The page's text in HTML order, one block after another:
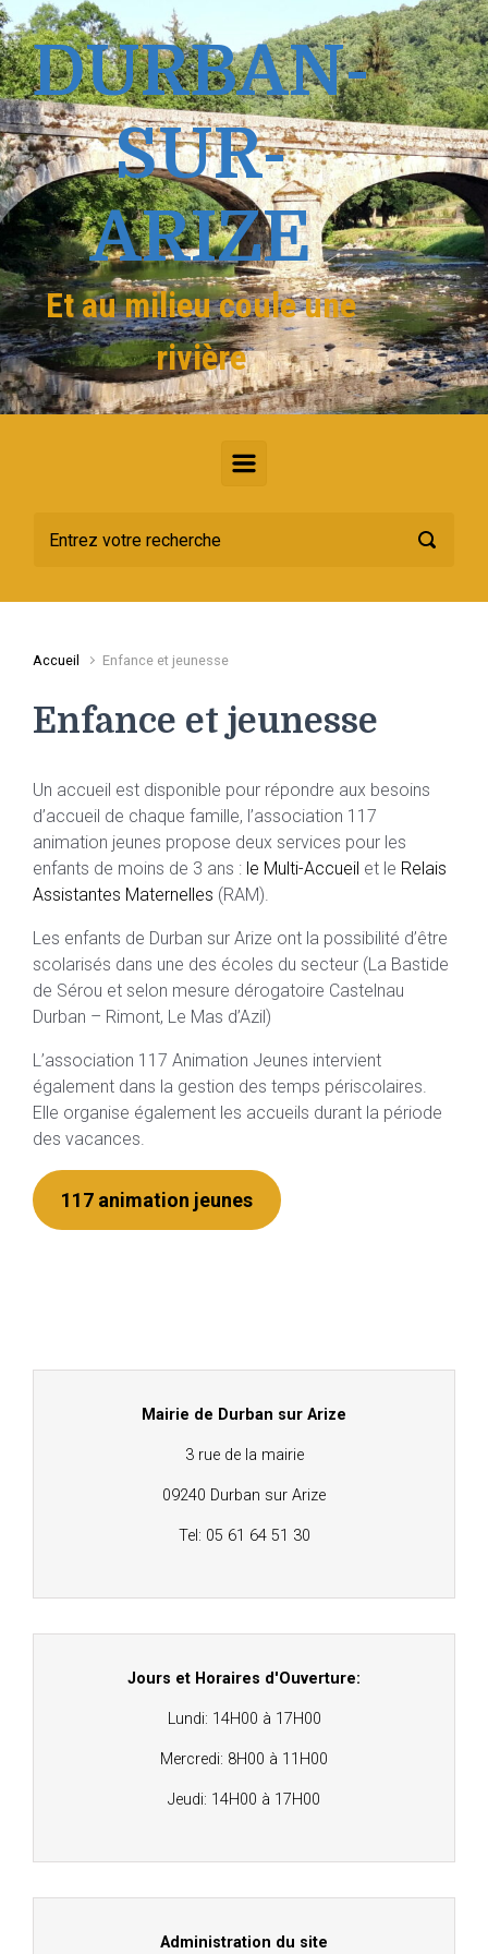
Skip to main content
DURBAN-
SUR-
ARIZE
Et au milieu coule une
rivière
Accueil Enfance et jeunesse
Enfance et jeunesse
Un accueil est disponible pour répondre aux besoins
d’accueil de chaque famille, l’association 117
animation jeunes propose deux services pour les
enfants de moins de 3 ans : le Multi-Accueil et le Relais
Assistantes Maternelles (RAM).
Les enfants de Durban sur Arize ont la possibilité d’être
scolarisés dans une des écoles du secteur (La Bastide
de Sérou et selon mesure dérogatoire Castelnau
Durban – Rimont, Le Mas d’Azil)
L’association 117 Animation Jeunes intervient
également dans la gestion des temps périscolaires.
Elle organise également les accueils durant la période
des vacances.
117 animation jeunes
Mairie de Durban sur Arize
3 rue de la mairie
09240 Durban sur Arize
Tel: 05 61 64 51 30
Jours et Horaires d'Ouverture:
Lundi: 14H00 à 17H00
Mercredi: 8H00 à 11H00
Jeudi: 14H00 à 17H00
Administration du site